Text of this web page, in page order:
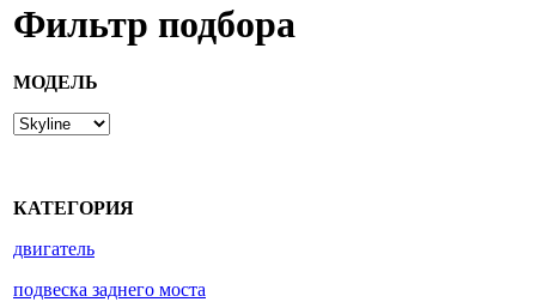
Фильтр подбора
МОДЕЛЬ
КАТЕГОРИЯ
двигатель
подвеска заднего моста